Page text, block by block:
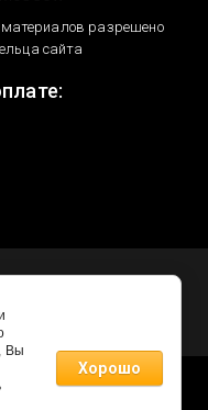
материалов разрешено
сайта
Вы
Хорошо